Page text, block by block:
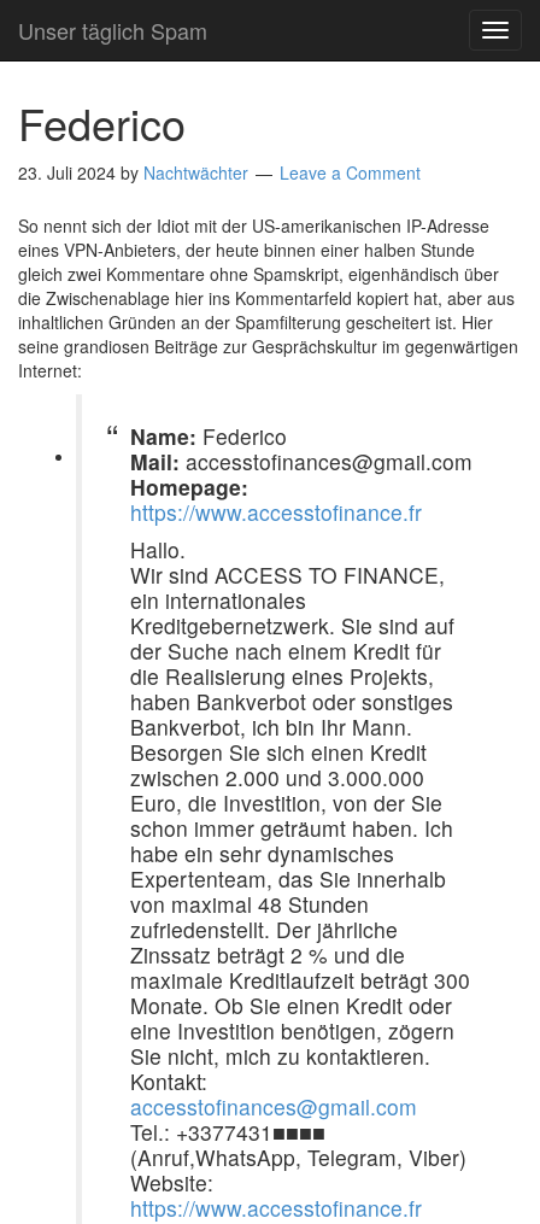
Unser täglich Spam
Federico
23. Juli 2024 by Nachtwächter Leave a Comment
So nennt sich der Idiot mit der US-amerikanischen IP-Adresse
eines VPN-Anbieters, der heute binnen einer halben Stunde
gleich zwei Kommentare ohne Spamskript, eigenhändisch über
die Zwischenablage hier ins Kommentarfeld kopiert hat, aber aus
inhaltlichen Gründen an der Spamfilterung gescheitert ist. Hier
seine grandiosen Beiträge zur Gesprächskultur im gegenwärtigen
Internet:
Name: Federico
Mail: accesstofinances@gmail.com
Homepage:
https://www.accesstofinance.fr
Hallo.
Wir sind ACCESS TO FINANCE,
ein internationales
Kreditgebernetzwerk. Sie sind auf
der Suche nach einem Kredit für
die Realisierung eines Projekts,
haben Bankverbot oder sonstiges
Bankverbot, ich bin Ihr Mann.
Besorgen Sie sich einen Kredit
zwischen 2.000 und 3.000.000
Euro, die Investition, von der Sie
schon immer geträumt haben. Ich
habe ein sehr dynamisches
Expertenteam, das Sie innerhalb
von maximal 48 Stunden
zufriedenstellt. Der jährliche
Zinssatz beträgt 2 % und die
maximale Kreditlaufzeit beträgt 300
Monate. Ob Sie einen Kredit oder
eine Investition benötigen, zögern
Sie nicht, mich zu kontaktieren.
Kontakt:
accesstofinances@gmail.com
Tel.: +3377431■■■■
(Anruf,WhatsApp, Telegram, Viber)
Website:
https://www.accesstofinance.fr